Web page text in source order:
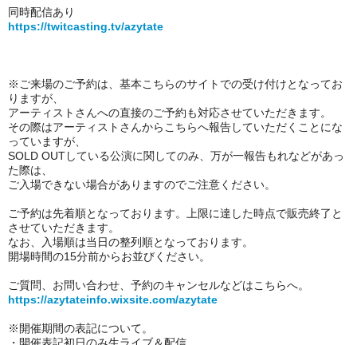
同時配信あり
https://twitcasting.tv/azytate
※ご来場のご予約は、基本こちらのサイトでの受け付けとなってお
りますが、
アーティストさんへの直接のご予約も対応させていただきます。
その際はアーティストさんからこちらへ報告していただくことにな
っていますが、
SOLD OUTしている公演に関してのみ、 万が一報告もれなどがあっ
た際は、
ご入場できない場合がありますのでご注意ください。
ご予約は先着順となっております。上限に達した時点で販売終了と
させていただきます。
なお、入場順は当日の整列順となっております。
開場時間の15分前からお並びください。
ご質問、お問い合わせ、予約のキャンセルなどはこちらへ。
https://azytateinfo.wixsite.com/azytate
※開催期間の表記について。